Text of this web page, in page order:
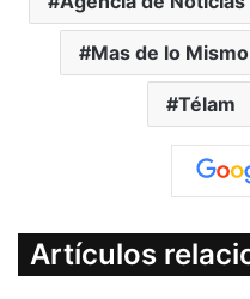
Mas de lo Mismo
Télam
Artículos